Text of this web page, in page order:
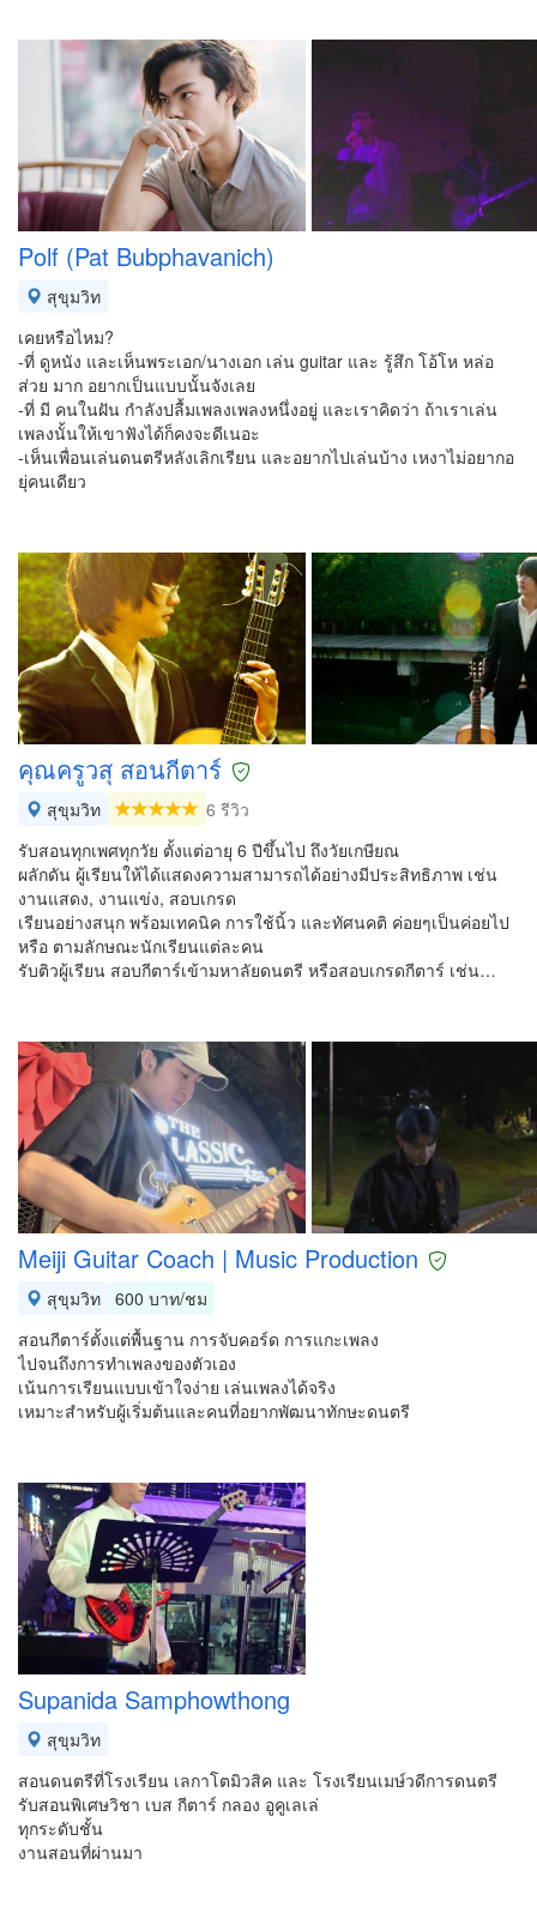
Polf (Pat Bubphavanich)
สุขุมวิท
เคยหรือไหม?
-ที่ ดูหนัง และเห็นพระเอก/นางเอก เล่น guitar และ รู้สึก โอ้โห หล่อ
ส่วย มาก อยากเป็นแบบนั้นจังเลย
-ที่ มี คนในฝัน กำลังปลื้มเพลงเพลงหนึ่งอยู่ และเราคิดว่า ถ้าเราเล่น
เพลงนั้นให้เขาฟังได้ก็คงจะดีเนอะ
-เห็นเพื่อนเล่นดนตรีหลังเลิกเรียน และอยากไปเล่นบ้าง เหงาไม่อยากอ
ยุ่คนเดียว
คุณครูวสุ สอนกีตาร์
สุขุมวิท
6 รีวิว
รับสอนทุกเพศทุกวัย ตั้งแต่อายุ 6 ปีขึ้นไป ถึงวัยเกษียณ
ผลักดัน ผู้เรียนให้ได้แสดงความสามารถได้อย่างมีประสิทธิภาพ เช่น
งานแสดง, งานแข่ง, สอบเกรด
เรียนอย่างสนุก พร้อมเทคนิค การใช้นิ้ว และทัศนคติ ค่อยๆเป็นค่อยไป
หรือ ตามลักษณะนักเรียนแต่ละคน
รับติวผู้เรียน สอบกีตาร์เข้ามหาลัยดนตรี หรือสอบเกรดกีตาร์ เช่น…
Meiji Guitar Coach | Music Production
สุขุมวิท 600 บาท/ชม
สอนกีตาร์ตั้งแต่พื้นฐาน การจับคอร์ด การแกะเพลง
ไปจนถึงการทำเพลงของตัวเอง
เน้นการเรียนแบบเข้าใจง่าย เล่นเพลงได้จริง
เหมาะสำหรับผู้เริ่มต้นและคนที่อยากพัฒนาทักษะดนตรี
Supanida Samphowthong
สุขุมวิท
สอนดนตรีที่โรงเรียน เลกาโตมิวสิค และ โรงเรียนเมษ์วดีการดนตรี
รับสอนพิเศษวิชา เบส กีตาร์ กลอง อูคูเลเล่
ทุกระดับชั้น
งานสอนที่ผ่านมา